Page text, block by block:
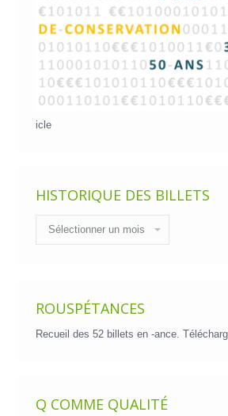
icle
HISTORIQUE DES BILLETS
des
billets
ROUSPÉTANCES
Recueil des 52 billets en -ance.
Q COMME QUALITÉ